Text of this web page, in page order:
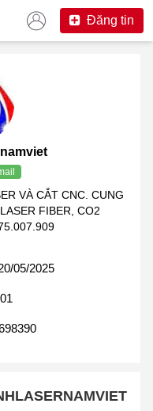
Đăng tin
VÀ CẮT CNC. CUNG
FIBER, CO2
05/2025